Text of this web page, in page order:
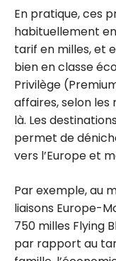
Primes Promo
pour août 2026
En pratique, ces
habituellement
tarif en milles, et
bien en classe
Privilège
affaires, selon les
là. Les
permet de
vers l’Europe et
Par exemple, au
liaisons Europe-
750 milles Flying
par rapport au